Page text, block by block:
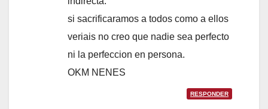
si sacrificaramos a todos como a ellos
veriais no creo que nadie sea perfecto
ni la perfeccion en persona.
OKM NENES
RESPONDER